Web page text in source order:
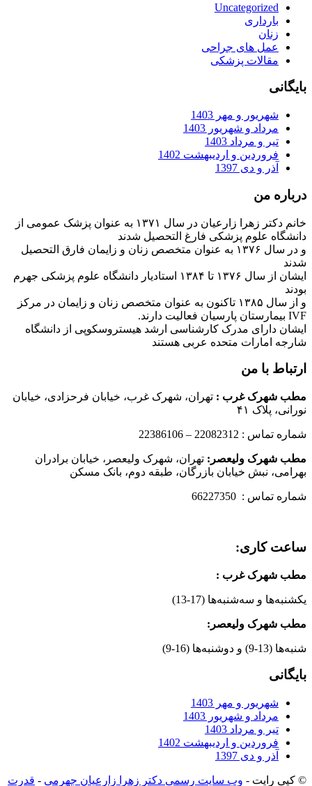
Uncategorized
بارداری
زنان
عمل های جراحی
مقالات پزشکی
بایگانی
شهریور و مهر 1403
مرداد و شهریور 1403
تیر و مرداد 1403
فروردین و اردیبهشت 1402
آذر و دی 1397
درباره من
خانم دکتر زهرا زارعیان در سال ۱۳۷۱ به عنوان پزشک عمومی از
دانشگاه علوم پزشکی فارغ التحصیل شدند
و در سال ۱۳۷۶ به عنوان متخصص زنان و زایمان فارق التحصیل
شدند
ایشان از سال ۱۳۷۶ تا ۱۳۸۴ استادیار دانشگاه علوم پزشکی جهرم
بودند
و از سال ۱۳۸۵ تاکنون به عنوان متخصص زنان و زایمان در مرکز
IVF بیمارستان پارسیان فعالیت دارند.
ایشان دارای مدرک کارشناسی ارشد هیستروسکوپی از دانشگاه
شارجه امارات متحده عربی هستند
ارتباط با من
مطب شهرک غرب : تهران، شهرک غرب، خیابان فرحزادی، خیابان
نورانی، پلاک ۴۱
شماره تماس : 22082312 – 22386106
مطب شهرک ولیعصر: تهران، شهرک ولیعصر، خیابان برادران
بهرامی، نبش خیابان بازرگان، طبقه دوم، بانک مسکن
شماره تماس : 66227350
ساعت کاری:
مطب شهرک غرب :
یکشنبه‌ها و سه‌شنبه‌ها (17-13)
مطب شهرک ولیعصر:
شنبه‌ها (13-9) و دوشنبه‌ها (16-9)
بایگانی
شهریور و مهر 1403
مرداد و شهریور 1403
تیر و مرداد 1403
فروردین و اردیبهشت 1402
آذر و دی 1397
© کپی رایت - وب سایت رسمی دکتر زهرا زارعیان جهرمی - قدرت